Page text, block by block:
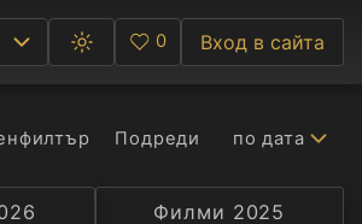
Превключване
между
светла
Любими
0 Вход в сайта
филтър Подреди по дата
Превод Актьор
Филми 2025